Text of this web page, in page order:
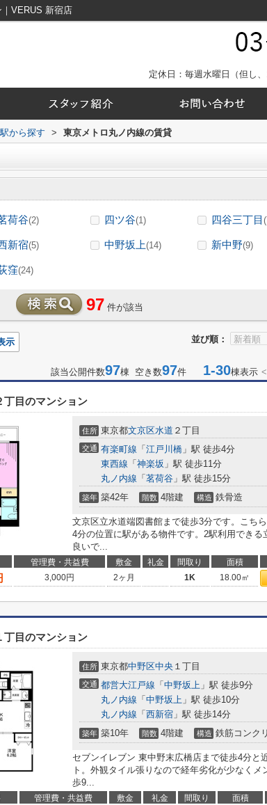
VERUS 新宿店
定休日：毎週水曜日（但し
から探す > 東京メトロ丸ノ内線の賃貸
荷谷(2) 四ツ谷(1) 四谷三丁目
新宿(5) 中野坂上(14) 新中野(9)
窪(24)
97 件が該当
並び順：
示
該当公開件数97棟 空き数97件 1-30棟表示
丁目のマンション
住所 東京都文京区水道 ２丁目
交通 有楽町線 「 江戸川橋 」駅 徒歩4分
東西線 「 神楽坂 」駅 徒歩11分
丸ノ内線 「 茗荷谷 」駅 徒歩15分
築年 築42年 階数 4階建 構造 鉄骨造
文京区立水道端図書館まで徒歩3分です。こち
4分の位置に駅がある物件です。2駅利用でき
良いで...
管理費・共益費 敷金 礼金 間取り 面積
3,000円 2ヶ月 1K 18.00㎡
丁目のマンション
住所 東京都中野区中央 １丁目
交通 都営大江戸線 「 中野坂上 」駅 徒歩9分
丸ノ内線 「 中野坂上 」駅 徒歩10分
丸ノ内線 「 西新宿 」駅 徒歩14分
築年 築10年 階数 4階建 構造 鉄筋コンク
セブンイレブン 東中野末広橋店まで徒歩4分と
ト。外観タイル張りなので経年劣化が少なく
歩9...
管理費・共益費 敷金 礼金 間取り 面積